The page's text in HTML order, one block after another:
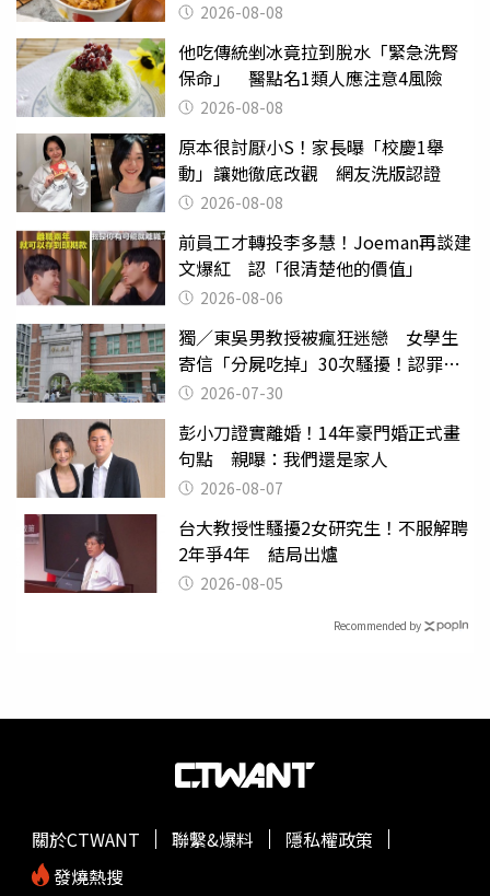
2026-08-08
他吃傳統剉冰竟拉到脫水「緊急洗腎
保命」 醫點名1類人應注意4風險
2026-08-08
原本很討厭小S！家長曝「校慶1舉
動」讓她徹底改觀 網友洗版認證
2026-08-08
前員工才轉投李多慧！Joeman再談建
文爆紅 認「很清楚他的價值」
2026-08-06
獨／東吳男教授被瘋狂迷戀 女學生
寄信「分屍吃掉」30次騷擾！認罪免
關 2026-07-30
彭小刀證實離婚！14年豪門婚正式畫
句點 親曝：我們還是家人
2026-08-07
台大教授性騷擾2女研究生！不服解聘
2年爭4年 結局出爐
2026-08-05
Recommended by
關於CTWANT 聯繫&爆料
隱私權政策
發燒熱搜